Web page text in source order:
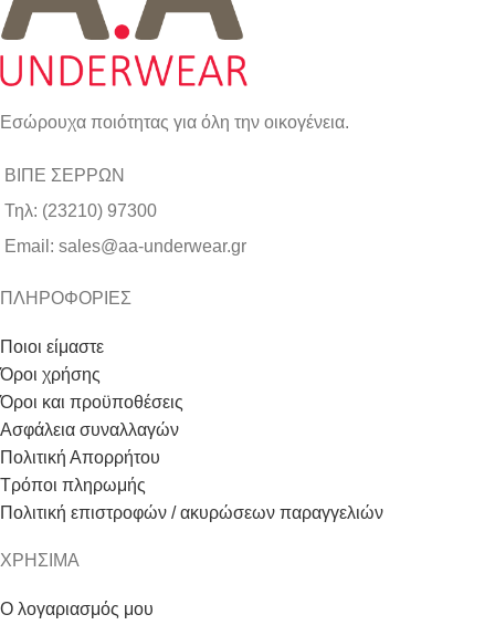
Εσώρουχα ποιότητας για όλη την οικογένεια.
ΒΙΠΕ ΣΕΡΡΩΝ
Τηλ: (23210) 97300
Email: sales@aa-underwear.gr
ΠΛΗΡΟΦΟΡΙΕΣ
Ποιοι είμαστε
Όροι χρήσης
Όροι και προϋποθέσεις
Ασφάλεια συναλλαγών
Πολιτική Απορρήτου
Τρόποι πληρωμής
Πολιτική επιστροφών / ακυρώσεων παραγγελιών
ΧΡΗΣΙΜΑ
Ο λογαριασμός μου